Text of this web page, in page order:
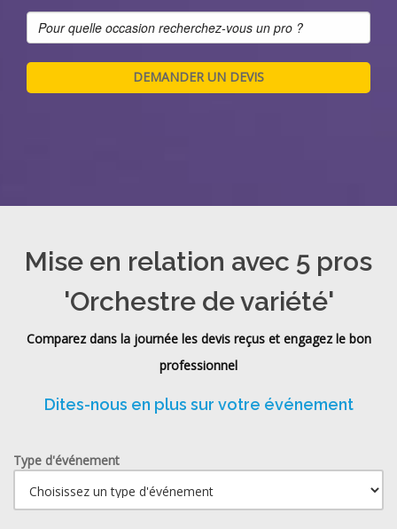
Mise en relation avec 5 pros
'Orchestre de variété'
Comparez dans la journée les devis reçus et engagez le bon
professionnel
Dites-nous en plus sur votre événement
Type d'événement